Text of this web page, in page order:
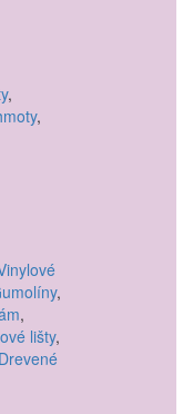
,
,
,
,
lišty,
Drevené